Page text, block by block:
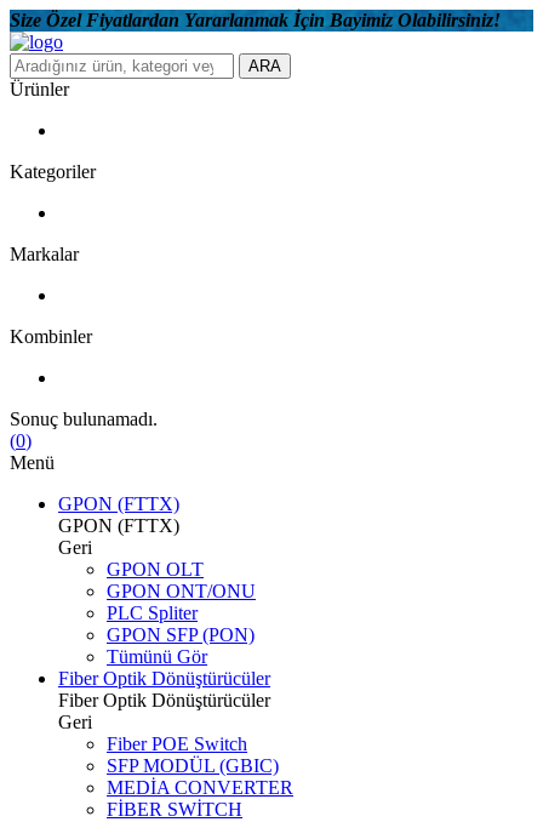
Size Özel Fiyatlardan Yararlanmak İçin Bayimiz Olabilirsiniz!
ARA
Ürünler
Kategoriler
Markalar
Kombinler
Sonuç bulunamadı.
(0)
Menü
GPON (FTTX)
GPON (FTTX)
Geri
GPON OLT
GPON ONT/ONU
PLC Spliter
GPON SFP (PON)
Tümünü Gör
Fiber Optik Dönüştürücüler
Fiber Optik Dönüştürücüler
Geri
Fiber POE Switch
SFP MODÜL (GBIC)
MEDİA CONVERTER
FİBER SWİTCH